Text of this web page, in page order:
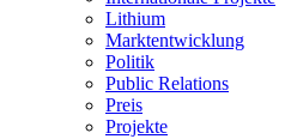
Lithium
Marktentwicklung
Politik
Public Relations
Preis
Projekte